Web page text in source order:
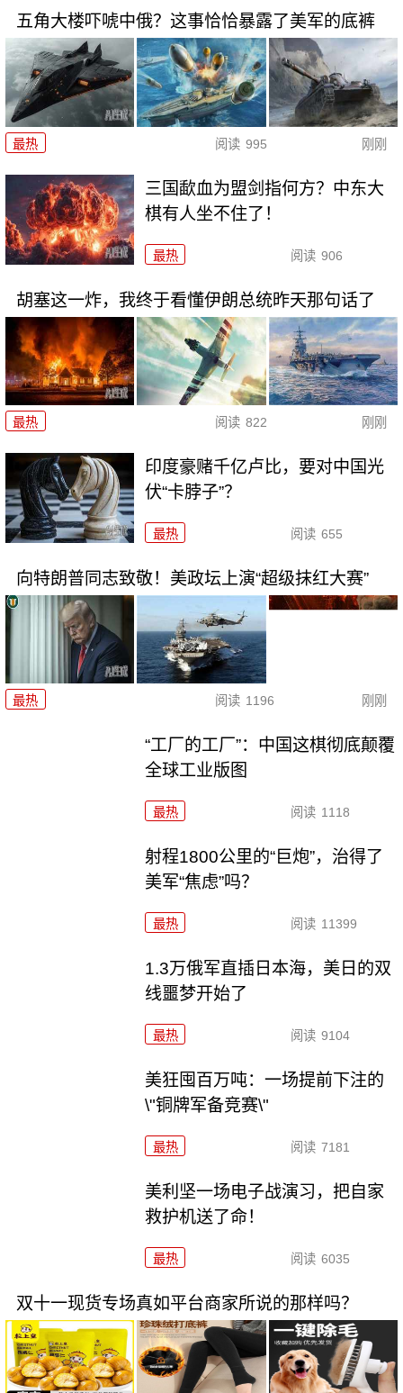
五角大楼吓唬中俄？这事恰恰暴露了美军的底裤
最热 阅读 995 刚刚
三国歃血为盟剑指何方？中东大
棋有人坐不住了！
最热 阅读 906
胡塞这一炸，我终于看懂伊朗总统昨天那句话了
最热 阅读 822 刚刚
印度豪赌千亿卢比，要对中国光
伏“卡脖子”？
最热 阅读 655
向特朗普同志致敬！美政坛上演“超级抹红大赛”
最热 阅读 1196 刚刚
“工厂的工厂”：中国这棋彻底颠覆
全球工业版图
最热 阅读 1118
射程1800公里的“巨炮”，治得了
美军“焦虑”吗？
最热 阅读 11399
1.3万俄军直插日本海，美日的双
线噩梦开始了
最热 阅读 9104
美狂囤百万吨：一场提前下注的
\"铜牌军备竞赛\"
最热 阅读 7181
美利坚一场电子战演习，把自家
救护机送了命！
最热 阅读 6035
双十一现货专场真如平台商家所说的那样吗？